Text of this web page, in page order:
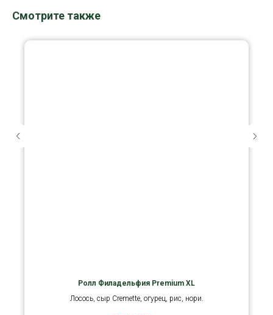
Смотрите также
Ролл Филадельфия Premium XL
Лосось, сыр Cremette, огурец, рис, нори.